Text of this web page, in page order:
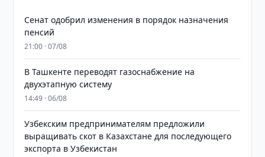
Сенат одобрил изменения в порядок назначения
пенсий
21:00 · 07/08
В Ташкенте переводят газоснабжение на
двухэтапную систему
14:49 · 06/08
Узбекским предпринимателям предложили
выращивать скот в Казахстане для последующего
экспорта в Узбекистан